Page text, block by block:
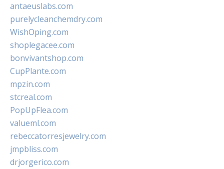
antaeuslabs.com
purelycleanchemdry.com
WishOping.com
shoplegacee.com
bonvivantshop.com
CupPlante.com
mpzin.com
stcreal.com
PopUpFlea.com
valueml.com
rebeccatorresjewelry.com
jmpbliss.com
drjorgerico.com